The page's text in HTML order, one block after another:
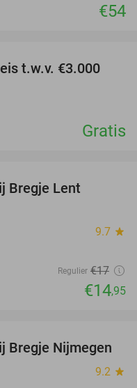
€54
t.w.v. €3.000
Gratis
Bregje Lent
9.7 star
Regulier €17
€14,95
12%
Bregje Nijmegen
9.2 star